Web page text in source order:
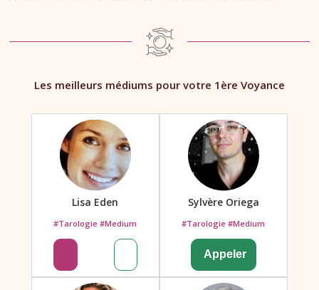
Les meilleurs médiums pour votre 1ère Voyance
Lisa Eden
#Tarologie #Medium
Sylvère Oriega
#Tarologie #Medium